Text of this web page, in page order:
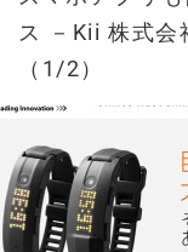
ス －Kii 株式会
（1/2）